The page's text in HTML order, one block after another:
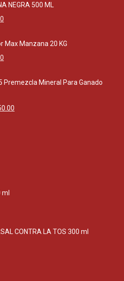
NEGRA 500 ML
is:
Max Manzana 20 KG
is:
Premezcla Mineral Para Ganado
ml
CONTRA LA TOS 300 ml